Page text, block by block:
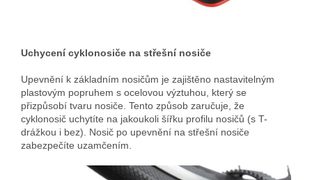
Uchycení cyklonosiče na střešní nosiče
Upevnění k základním nosičům je zajištěno nastavitelným
plastovým popruhem s ocelovou výztuhou, který se
přizpůsobí tvaru nosiče. Tento způsob zaručuje, že
cyklonosič uchytíte na jakoukoli šířku profilu nosičů (s T-
drážkou i bez). Nosič po upevnění na střešní nosiče
zabezpečíte uzamčením.